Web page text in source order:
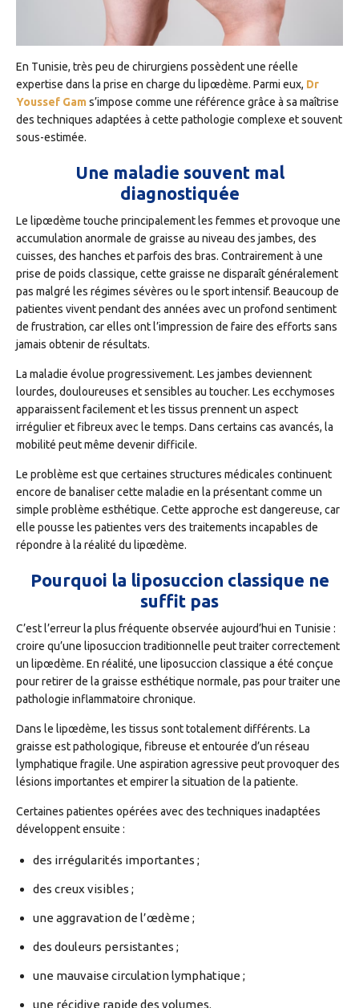
En Tunisie, très peu de chirurgiens possèdent une réelle
expertise dans la prise en charge du lipœdème. Parmi eux, Dr
Youssef Gam s’impose comme une référence grâce à sa maîtrise
des techniques adaptées à cette pathologie complexe et souvent
sous-estimée.
Une maladie souvent mal
diagnostiquée
Le lipœdème touche principalement les femmes et provoque une
accumulation anormale de graisse au niveau des jambes, des
cuisses, des hanches et parfois des bras. Contrairement à une
prise de poids classique, cette graisse ne disparaît généralement
pas malgré les régimes sévères ou le sport intensif. Beaucoup de
patientes vivent pendant des années avec un profond sentiment
de frustration, car elles ont l’impression de faire des efforts sans
jamais obtenir de résultats.
La maladie évolue progressivement. Les jambes deviennent
lourdes, douloureuses et sensibles au toucher. Les ecchymoses
apparaissent facilement et les tissus prennent un aspect
irrégulier et fibreux avec le temps. Dans certains cas avancés, la
mobilité peut même devenir difficile.
Le problème est que certaines structures médicales continuent
encore de banaliser cette maladie en la présentant comme un
simple problème esthétique. Cette approche est dangereuse, car
elle pousse les patientes vers des traitements incapables de
répondre à la réalité du lipœdème.
Pourquoi la liposuccion classique ne
suffit pas
C’est l’erreur la plus fréquente observée aujourd’hui en Tunisie :
croire qu’une liposuccion traditionnelle peut traiter correctement
un lipœdème. En réalité, une liposuccion classique a été conçue
pour retirer de la graisse esthétique normale, pas pour traiter une
pathologie inflammatoire chronique.
Dans le lipœdème, les tissus sont totalement différents. La
graisse est pathologique, fibreuse et entourée d’un réseau
lymphatique fragile. Une aspiration agressive peut provoquer des
lésions importantes et empirer la situation de la patiente.
Certaines patientes opérées avec des techniques inadaptées
développent ensuite :
des irrégularités importantes ;
des creux visibles ;
une aggravation de l’œdème ;
des douleurs persistantes ;
une mauvaise circulation lymphatique ;
une récidive rapide des volumes.